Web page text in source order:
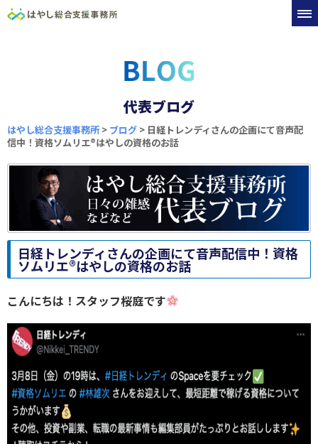
代表ブログ
はやし総合支援事務所> ブログ > 日経トレンディさんの企画にて音声配
信中！資格ソムリエ®︎はやしの資格のお話
日経トレンディさんの企画にて音声配信中！資格
ソムリエ®︎はやしの資格のお話
こんにちは！スタッフ桜庭です